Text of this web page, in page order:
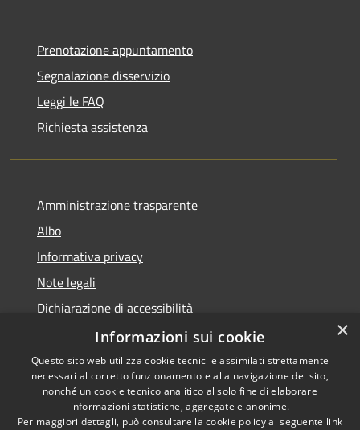
Prenotazione appuntamento
Segnalazione disservizio
Leggi le FAQ
Richiesta assistenza
Amministrazione trasparente
Albo
Informativa privacy
Note legali
Dichiarazione di accessibilità
Piano di miglioramento
RSS
Copyright © 2026 • Comune di
×
Informazioni sui cookie
Questo sito web utilizza cookie tecnici e assimilati strettamente
necessari al corretto funzionamento e alla navigazione del sito,
nonché un cookie tecnico analitico al solo fine di elaborare
informazioni statistiche, aggregate e anonime.
Per maggiori dettagli, può consultare la cookie policy al seguente link